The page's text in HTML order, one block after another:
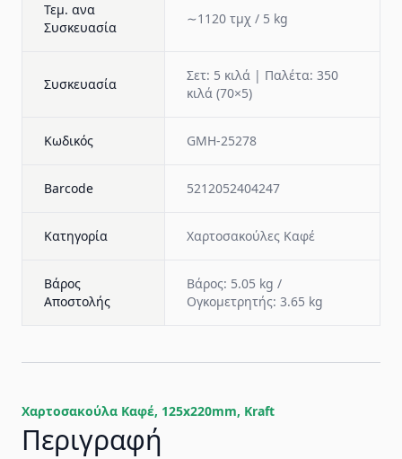
Τεμ. ανα
Συσκευασία
∼1120 τμχ / 5 kg
Συσκευασία
Σετ: 5 κιλά | Παλέτα: 350
κιλά (70×5)
Κωδικός GMH-25278
Barcode 5212052404247
Κατηγορία Χαρτοσακούλες Καφέ
Βάρος
Αποστολής
Βάρος: 5.05 kg /
Ογκομετρητής: 3.65 kg
Χαρτοσακούλα Καφέ, 125x220mm, Kraft
Περιγραφή